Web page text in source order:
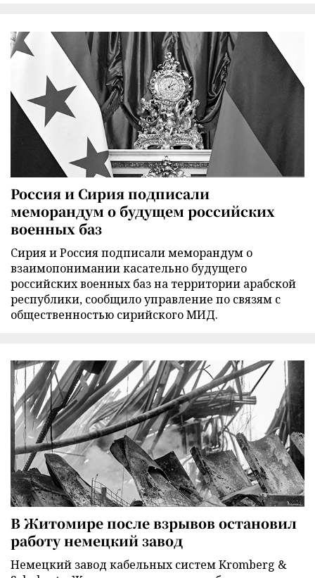
Россия и Сирия подписали
меморандум о будущем российских
военных баз
Сирия и Россия подписали меморандум о
взаимопонимании касательно будущего
российских военных баз на территории арабской
республики, сообщило управление по связям с
общественностью сирийского МИД.
В Житомире после взрывов остановил
работу немецкий завод
Немецкий завод кабельных систем Kromberg &